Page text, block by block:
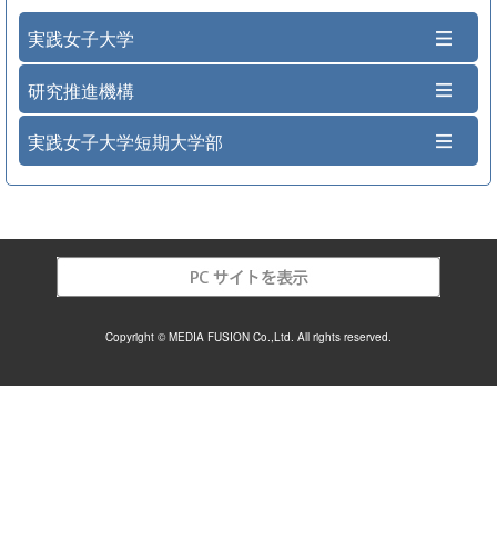
実践女子大学
研究推進機構
実践女子大学短期大学部
Copyright © MEDIA FUSION Co.,Ltd. All rights reserved.